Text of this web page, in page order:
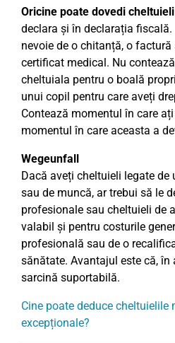
Oricine poate dovedi
declara și în declarația
nevoie de o chitanță, o factură
certificat medical. Nu
cheltuiala pentru o boală
unui copil pentru care aveți
Contează momentul în care
momentul în care aceasta a
Wegeunfall
Dacă aveți cheltuieli legate de
sau de muncă, ar trebui să le
profesionale sau cheltuieli de
valabil și pentru costurile
profesională sau de o
sănătate. Avantajul este că, în
sarcină suportabilă.
Cine poate deduce cheltuielile
excepționale?